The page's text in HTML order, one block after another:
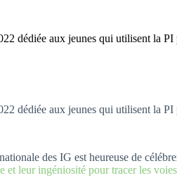
dédiée aux jeunes qui utilisent la
dédiée aux jeunes qui utilisent la
des IG est heureuse de
et leur ingéniosité pour tracer les